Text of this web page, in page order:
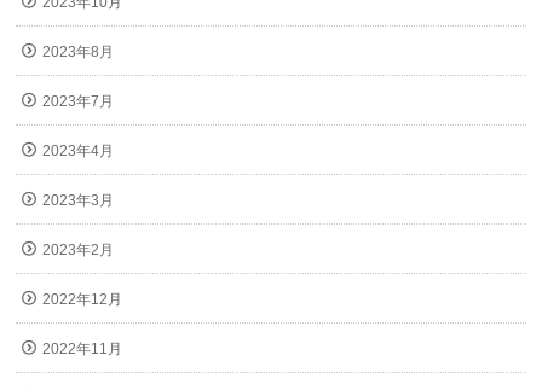
2023年8月
2023年7月
2023年4月
2023年3月
2023年2月
2022年12月
2022年11月